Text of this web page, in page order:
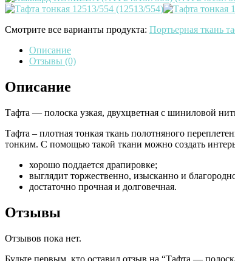
Смотрите все варианты продукта: Портьерная ткань
Описание
Отзывы (0)
Описание
Тафта — полоска узкая, двухцветная с шиниловой
Тафта – плотная тонкая ткань полотняного
тонким. С помощью такой ткани можно создать
хорошо поддается драпировке;
выглядит торжественно, изысканно и
достаточно прочная и долговечная.
Отзывы
Отзывов пока нет.
Будьте первым, кто оставил отзыв на “Тафта —